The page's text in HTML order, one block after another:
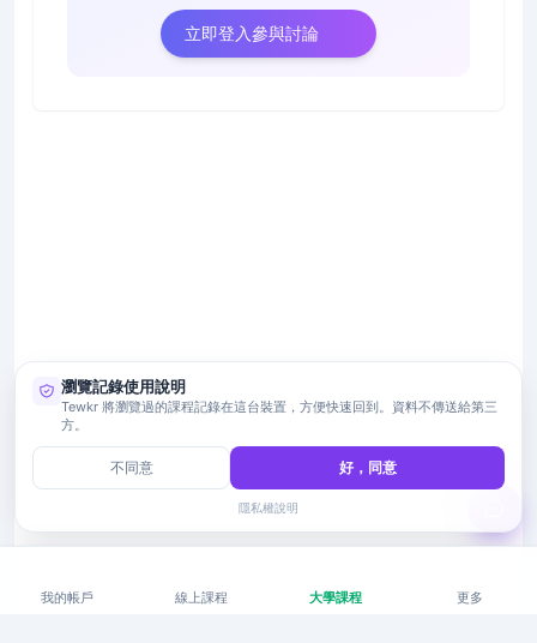
立即登入參與討論
我的帳戶 線上課程 大學課程 更多
瀏覽記錄使用說明
Tewkr 將瀏覽過的課程記錄在這台裝置，方便快速回到。資料不傳送給第三
方。
不同意 好，同意
隱私權說明